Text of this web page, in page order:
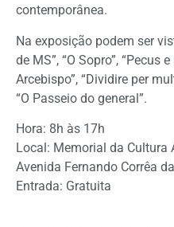
contemporânea.
Na exposição podem ser
de MS”, “O Sopro”, “Pecus
Arcebispo”, “Dividire per
“O Passeio do general”.
Hora: 8h às 17h
Local: Memorial da Cultura
Avenida Fernando Corrêa
Entrada: Gratuita